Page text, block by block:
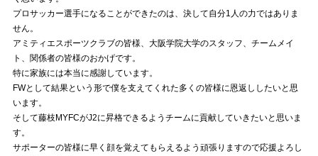
プロサッカー選手になることができたのは、決して自分1人の力ではありま
せん。
アミティエスポーツクラブの皆様、大阪学院大学のスタッフ、チームメイ
ト、関係者の皆様のおかげです。
特に家族には本当に感謝しています。
FWとして結果という形で僕を支えてくれた多くの皆様に恩返ししたいと思
います。
そして藤枝MYFCがJ2に昇格できるようチームに貢献していきたいと思いま
す。
サポーターの皆様に早く顔を覚えてもらえるよう頑張りますので応援よろし